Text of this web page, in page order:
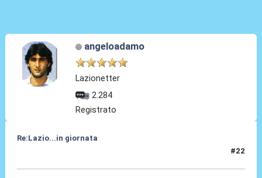
angeloadamo
Lazionetter
2.284
Registrato
Re:Lazio...in giornata
#22